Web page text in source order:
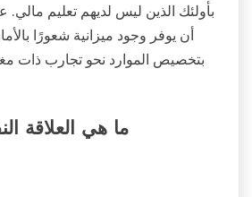
بأولئك الذين ليس لديهم تعليم
أن يوفر وجود ميزانية شعورًا
بتخصيص الموارد نحو تجارب ذات
ما هي العلاقة